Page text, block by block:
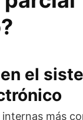
el
internas más